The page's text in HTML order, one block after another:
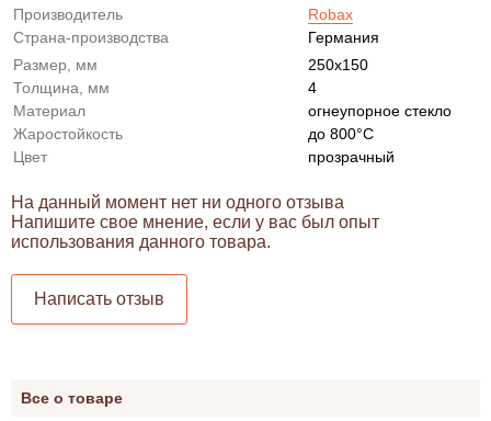
Производитель
Robax
Страна-производства
Германия
Размер, мм
250x150
Толщина, мм
4
Материал
огнеупорное стекло
Жаростойкость
до 800°С
Цвет
прозрачный
На данный момент нет ни одного отзыва
Напишите свое мнение, если у вас был опыт
использования данного товара.
Написать отзыв
Все о товаре